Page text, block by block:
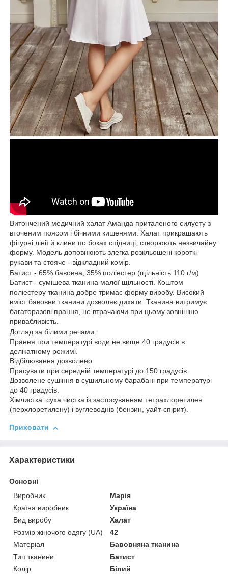
Витончений медичний халат Аманда приталеного силуету з
вточеним поясом і бічними кишенями. Халат прикрашають
фігурні лінії й клини по боках спідниці, створюють незвичайну
форму. Модель доповнюють злегка розкльошені короткі
рукави та стояче - відкладний комір.
Батист - 65% бавовна, 35% поліестер (щільність 110 г/м)
Батист - сумішева тканина малої щільності. Коштом
поліестеру тканина добре тримає форму виробу. Високий
вміст бавовни тканини дозволяє дихати. Тканина витримує
багаторазові прання, не втрачаючи при цьому зовнішню
привабливість.
Догляд за білими речами:
Прання при температурі води не вище 40 градусів в
делікатному режимі.
Відбілювання дозволено.
Прасувати при середній температурі до 150 градусів.
Дозволене сушіння в сушильному барабані при температурі
до 40 градусів.
Хімчистка: суха чистка із застосуванням тетрахлоретилен
(перхлоретилену) і вуглеводнів (бензин, уайт-спірит).
Приховати
Характеристики
Основні
Виробник
Марія
Країна виробник
Україна
Вид виробу
Халат
Розмір жіночого одягу (UA)
42
Матеріал
Бавовняна тканина
Тип тканини
Батист
Колір
Білий